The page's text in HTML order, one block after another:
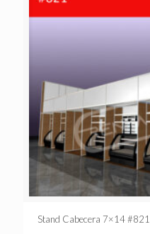
Stand Cabecera 7×14 #821